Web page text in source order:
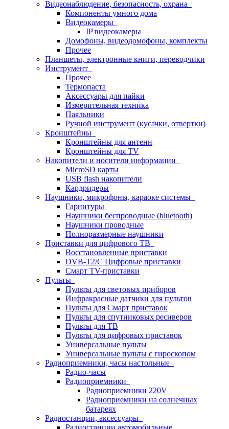
Видеонаблюдение, безопасность, охрана
Компоненты умного дома
Видеокамеры
IP видеокамеры
Домофоны, видеодомофоны, комплекты
Прочее
Планшеты, электронные книги, переводчики
Инструмент
Прочее
Термопаста
Аксессуары для пайки
Измерительная техника
Паяльники
Ручной инструмент (кусачки, отвертки)
Кронштейны
Кронштейны для антенн
Кронштейны для TV
Накопители и носители информации
MicroSD карты
USB flash накопители
Кардридеры
Наушники, микрофоны, караоке системы
Гарнитуры
Наушники беспроводные (bluetooth)
Наушники проводные
Полноразмерные наушники
Приставки для цифрового ТВ
Восстановленные приставки
DVB-T2/C Цифровые приставки
Смарт ТV-приставки
Пульты
Пульты для световых приборов
Инфракрасные датчики для пультов
Пульты для Смарт приставок
Пульты для спутниковых ресиверов
Пульты для ТВ
Пульты для цифровых приставок
Универсальные пульты
Универсальные пульты с гироскопом
Радиоприемники, часы настольные
Радио-часы
Радиоприемники
Радиоприемники 220V
Радиоприемники на солнечных
батареях
Радиостанции, аксессуары
Радиостанции автомобильные